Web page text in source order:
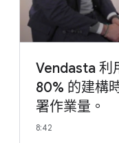
Vendasta 利
80% 的建構
署作業量。
8:42